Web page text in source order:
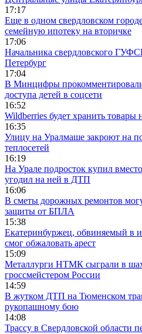
17:17
Еще в одном свердловском
семейную ипотеку на вторичке
17:06
Начальника свердловского
Петербург
17:04
В Минцифры
доступа детей в соцсети
16:52
Wildberries будет хранить товары
16:35
Улицу на Уралмаше закроют на
теплосетей
16:19
На Урале подросток купил
угодил на ней в ДТП
16:06
В сметы дорожных ремонтов
защиты от БПЛА
15:38
Екатеринбуржец, обвиняемый в
смог обжаловать арест
15:09
Металлурги НТМК сыграли в
гроссмейстером России
14:59
В жутком ДТП на Тюменском
рукопашному бою
14:08
Трассу в Свердловской области